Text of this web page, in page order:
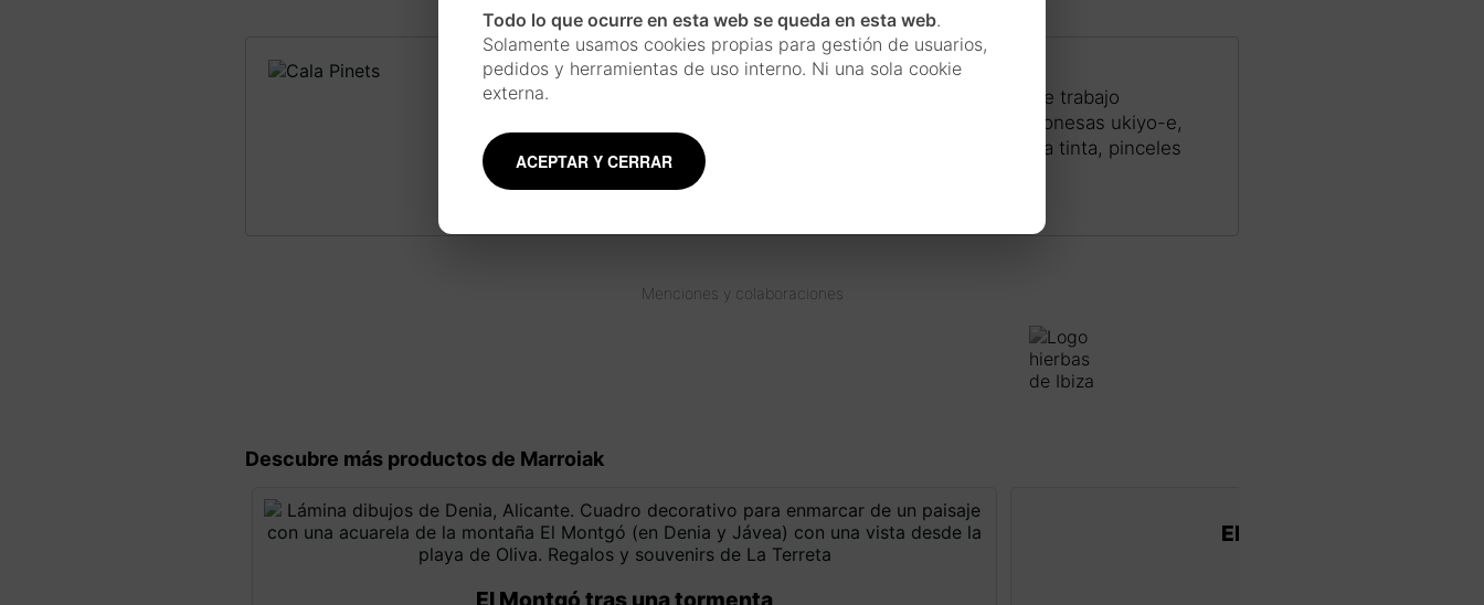
INSPIRACIÓN JAPONESA
Cada pieza se realiza siguiendo un largo proceso de trabajo
inspirado en la técnica y estilo de las estampas japonesas ukiyo-e,
usando materiales tradicionales como la acuarela, la tinta, pinceles
y plumillas.Conoce más sobre el artista
Menciones y colaboraciones
Descubre más productos de Marroiak
El pueblo amanece entre
Todo lo que ocurre en esta web se queda en esta web.
Solamente usamos cookies propias para gestión de usuarios,
pedidos y herramientas de uso interno. Ni una sola cookie
externa.
ACEPTAR Y CERRAR